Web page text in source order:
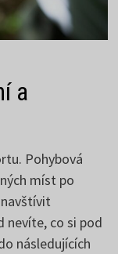
a
Pohybová
míst po
nevíte, co si pod
následujících